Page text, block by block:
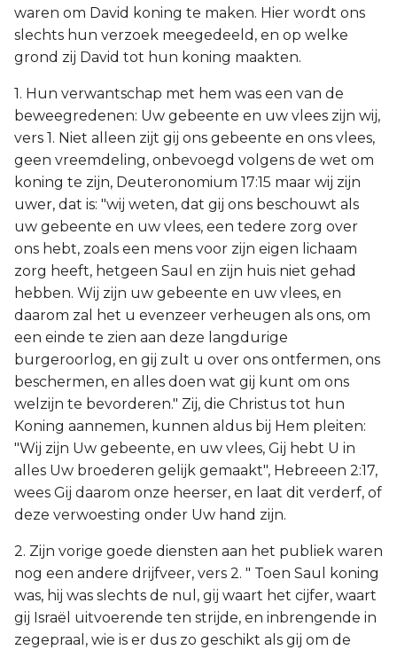
waren om David koning te maken. Hier wordt ons
slechts hun verzoek meegedeeld, en op welke
grond zij David tot hun koning maakten.
1. Hun verwantschap met hem was een van de
beweegredenen: Uw gebeente en uw vlees zijn wij,
vers 1. Niet alleen zijt gij ons gebeente en ons vlees,
geen vreemdeling, onbevoegd volgens de wet om
koning te zijn, Deuteronomium 17:15 maar wij zijn
uwer, dat is: "wij weten, dat gij ons beschouwt als
uw gebeente en uw vlees, een tedere zorg over
ons hebt, zoals een mens voor zijn eigen lichaam
zorg heeft, hetgeen Saul en zijn huis niet gehad
hebben. Wij zijn uw gebeente en uw vlees, en
daarom zal het u evenzeer verheugen als ons, om
een einde te zien aan deze langdurige
burgeroorlog, en gij zult u over ons ontfermen, ons
beschermen, en alles doen wat gij kunt om ons
welzijn te bevorderen." Zij, die Christus tot hun
Koning aannemen, kunnen aldus bij Hem pleiten:
"Wij zijn Uw gebeente, en uw vlees, Gij hebt U in
alles Uw broederen gelijk gemaakt", Hebreeen 2:17,
wees Gij daarom onze heerser, en laat dit verderf, of
deze verwoesting onder Uw hand zijn.
2. Zijn vorige goede diensten aan het publiek waren
nog een andere drijfveer, vers 2. " Toen Saul koning
was, hij was slechts de nul, gij waart het cijfer, waart
gij Israël uitvoerende ten strijde, en inbrengende in
zegepraal, wie is er dus zo geschikt als gij om de